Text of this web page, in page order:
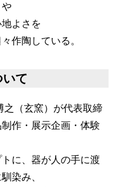
や
よさを
作陶している。
て
之（玄窯）が代表取締
作・展示企画・体験
トに、器が人の手に渡
染み、